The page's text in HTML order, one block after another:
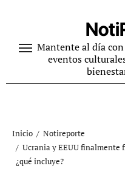
contenidoMantente al día
eventos
Inicio
Notireporte
Ucrania y EEUU finalmente
¿qué incluye?